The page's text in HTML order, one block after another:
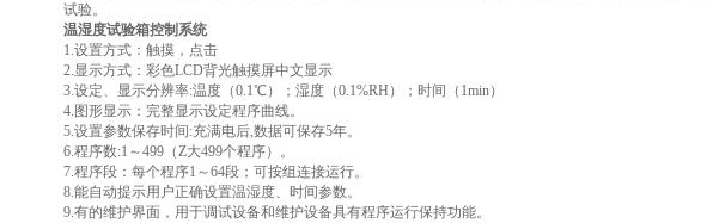
试验。
温湿度试验箱控制系统
1.设置方式：触摸，点击
2.显示方式：彩色LCD背光触摸屏中文显示
3.设定、显示分辨率:温度（0.1℃）；湿度（0.1%RH）；时间（1min）
4.图形显示：完整显示设定程序曲线。
5.设置参数保存时间:充满电后,数据可保存5年。
6.程序数:1～499（Z大499个程序）。
7.程序段：每个程序1～64段；可按组连接运行。
8.能自动提示用户正确设置温湿度、时间参数。
9.有的维护界面，用于调试设备和维护设备具有程序运行保持功能。